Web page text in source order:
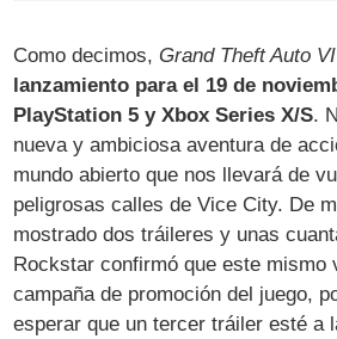
Como decimos,Grand Theft Auto VI
lanzamiento para el 19 de
PlayStation 5 y Xbox Series X/S.
nueva y ambiciosa aventura de
mundo abierto que nos llevará de
peligrosas calles de Vice City. De
mostrado dos tráileres y unas
Rockstar confirmó que este mismo
campaña de promoción del juego,
esperar que un tercer tráiler esté a